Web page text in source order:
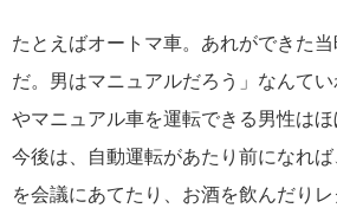
たとえばオートマ車。あれができた
だ。男はマニュアルだろう」なんて
やマニュアル車を運転できる男性は
今後は、自動運転があたり前になれ
を会議にあてたり、お酒を飲んだり